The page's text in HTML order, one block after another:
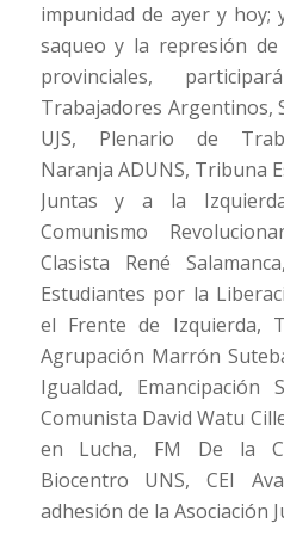
impunidad de ayer y
saqueo y la represión
provinciales,
Trabajadores Argentinos,
UJS, Plenario de
Naranja ADUNS, Tribuna
Juntas y a la
Comunismo
Clasista René
Estudiantes por la
el Frente de Izquierda,
Agrupación Marrón
Igualdad, Emancipación
Comunista David Watu
en Lucha, FM De la
Biocentro UNS, CEI
adhesión de la Asociación